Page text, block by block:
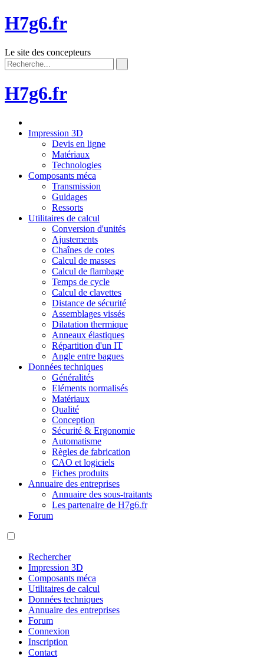
H7g6.fr
Le site des concepteurs
H7g6.fr
Impression 3D
Devis en ligne
Matériaux
Technologies
Composants méca
Transmission
Guidages
Ressorts
Utilitaires de calcul
Conversion d'unités
Ajustements
Chaînes de cotes
Calcul de masses
Calcul de flambage
Temps de cycle
Calcul de clavettes
Distance de sécurité
Assemblages vissés
Dilatation thermique
Anneaux élastiques
Répartition d'un IT
Angle entre bagues
Données techniques
Généralités
Eléments normalisés
Matériaux
Qualité
Conception
Sécurité & Ergonomie
Automatisme
Règles de fabrication
CAO et logiciels
Fiches produits
Annuaire des entreprises
Annuaire des sous-traitants
Les partenaire de H7g6.fr
Forum
Rechercher
Impression 3D
Composants méca
Utilitaires de calcul
Données techniques
Annuaire des entreprises
Forum
Connexion
Inscription
Contact